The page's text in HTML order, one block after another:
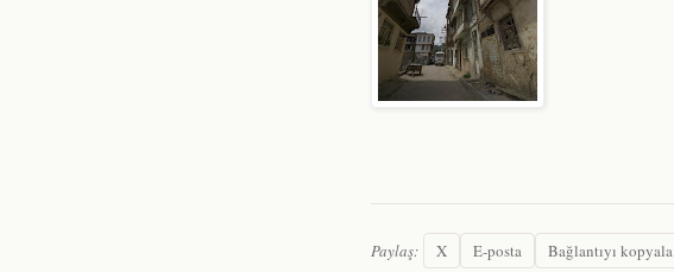
Paylaş: X E-posta Bağlantıyı kopyala